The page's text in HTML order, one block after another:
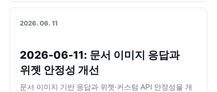
2026. 06. 11
2026-06-11: 문서 이미지 응답과
위젯 안정성 개선
문서 이미지 기반 응답과 위젯·커스텀 API 안정성을 개